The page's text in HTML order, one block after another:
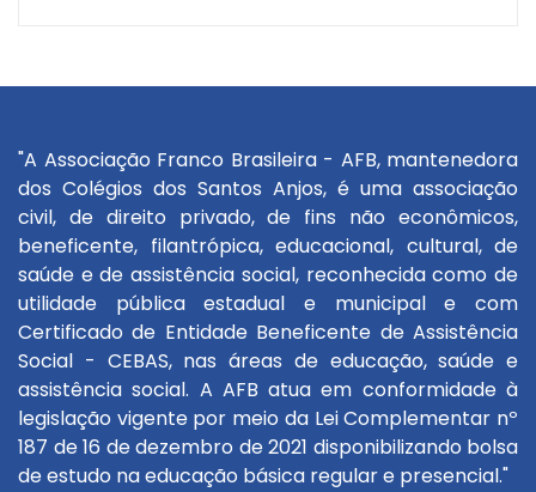
"A Associação Franco Brasileira - AFB, mantenedora
dos Colégios dos Santos Anjos, é uma associação
civil, de direito privado, de fins não econômicos,
beneficente, filantrópica, educacional, cultural, de
saúde e de assistência social, reconhecida como de
utilidade pública estadual e municipal e com
Certificado de Entidade Beneficente de Assistência
Social - CEBAS, nas áreas de educação, saúde e
assistência social. A AFB atua em conformidade à
legislação vigente por meio da Lei Complementar nº
187 de 16 de dezembro de 2021 disponibilizando bolsa
de estudo na educação básica regular e presencial."